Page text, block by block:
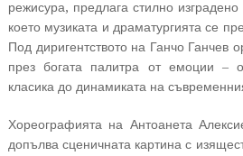
режисура, предлага стилно
което музиката и драматургията се
Под диригентството на Ганчо Ганчев
през богата палитра от емоции –
класика до динамиката на
Хореографията на Антоанета
допълва сценичната картина с